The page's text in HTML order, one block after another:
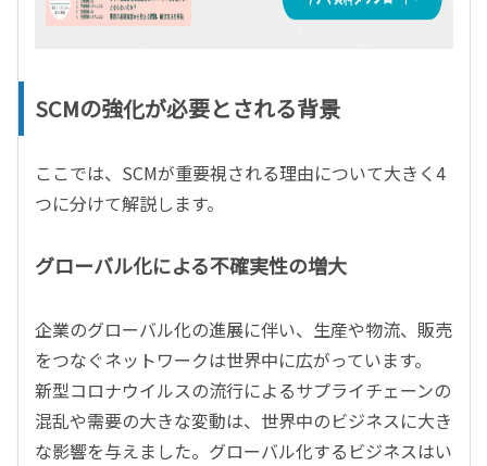
SCMの強化が必要とされる背景
ここでは、SCMが重要視される理由について大きく4
つに分けて解説します。
グローバル化による不確実性の増大
企業のグローバル化の進展に伴い、生産や物流、販売
をつなぐネットワークは世界中に広がっています。
新型コロナウイルスの流行によるサプライチェーンの
混乱や需要の大きな変動は、世界中のビジネスに大き
な影響を与えました。グローバル化するビジネスはい